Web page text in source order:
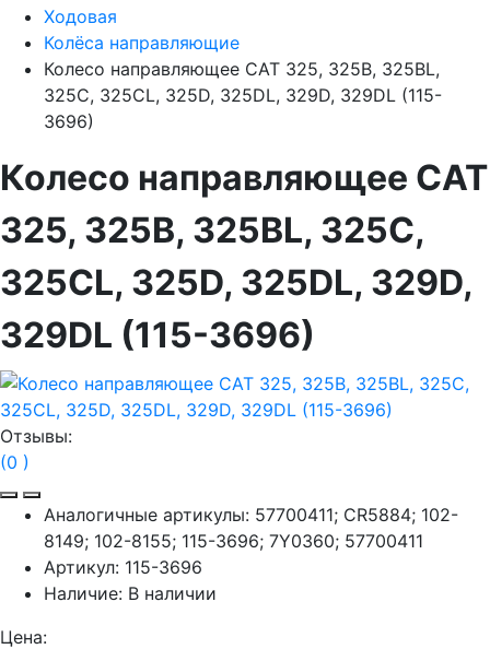
Ходовая
Колёса направляющие
Колесо направляющее CAT 325, 325B, 325BL,
325C, 325CL, 325D, 325DL, 329D, 329DL (115-
3696)
Колесо направляющее CAT
325, 325B, 325BL, 325C,
325CL, 325D, 325DL, 329D,
329DL (115-3696)
Отзывы:
(0 )
Аналогичные артикулы: 57700411; CR5884; 102-
8149; 102-8155; 115-3696; 7Y0360; 57700411
Артикул: 115-3696
Наличие: В наличии
Цена: